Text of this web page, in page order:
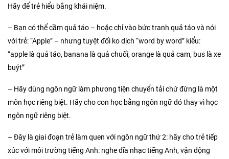
Hãy để trẻ hiểu bằng khái niệm.
– Bạn có thể cầm quả táo – hoặc chỉ vào bức tranh quả táo và nói
với trẻ: “Apple” – nhưng tuyệt đối ko dịch “word by word” kiểu:
“apple là quả táo, banana là quả chuối, orange là quả cam, bus là xe
buýt”
– Hãy dùng ngôn ngữ làm phương tiện chuyển tải chứ đừng là một
môn học riêng biệt. Hãy cho con học bằng ngôn ngữ đó thay vì học
ngôn ngữ riêng biệt.
– Đây là giai đoạn trẻ làm quen với ngôn ngữ thứ 2: hãy cho trẻ tiếp
xúc với môi trường tiếng Anh: nghe đĩa nhạc tiếng Anh, vận động